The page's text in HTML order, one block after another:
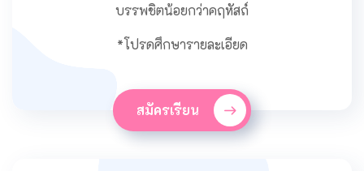
บรรพชิตน้อยกว่าคฤหัสถ์
*โปรดศึกษารายละเอียด
สมัครเรียน